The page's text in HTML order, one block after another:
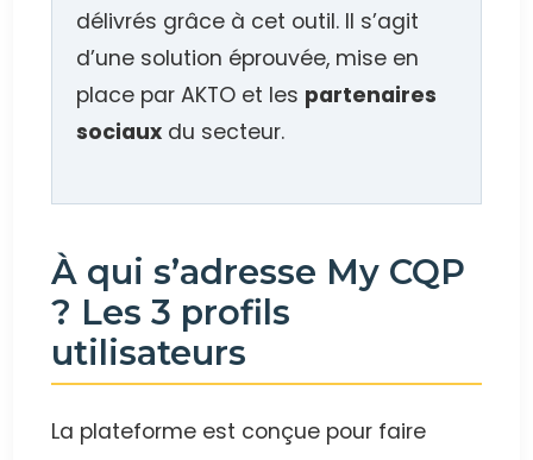
délivrés grâce à cet outil. Il s’agit
d’une solution éprouvée, mise en
place par AKTO et les partenaires
sociaux du secteur.
À qui s’adresse My CQP
? Les 3 profils
utilisateurs
La plateforme est conçue pour faire